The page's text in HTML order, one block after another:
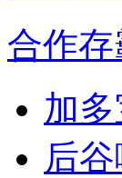
合作
加
后